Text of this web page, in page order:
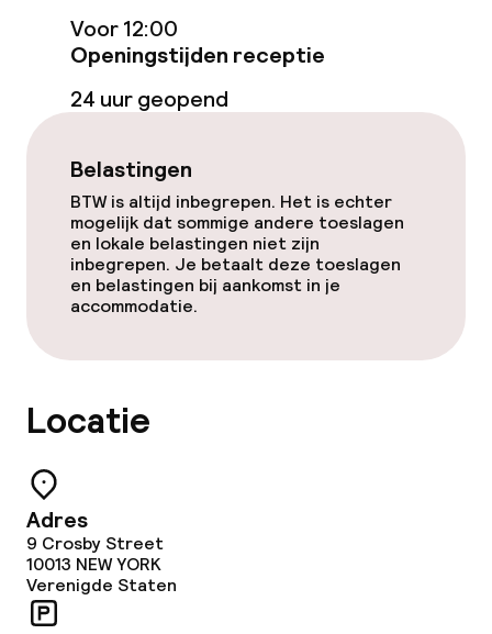
Bar
Eet- en drinkdiensten
Lunch, vast menu
Diner à la carte
Diner, vast menu
Roomservice
Schoonmaakvoorzieningen
Zakelijke faciliteiten
Voor 12:00
Openingstijden receptie
24 uur geopend
Belastingen
BTW is altijd inbegrepen. Het is echter
mogelijk dat sommige andere toeslagen
en lokale belastingen niet zijn
inbegrepen. Je betaalt deze toeslagen
en belastingen bij aankomst in je
accommodatie.
Locatie
Adres
9 Crosby Street
10013 NEW YORK
Verenigde Staten